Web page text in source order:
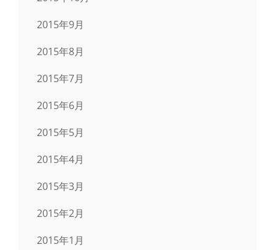
2015年9月
2015年8月
2015年7月
2015年6月
2015年5月
2015年4月
2015年3月
2015年2月
2015年1月